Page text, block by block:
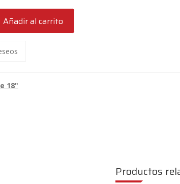
Añadir al carrito
18"
Productos